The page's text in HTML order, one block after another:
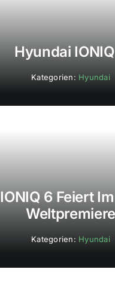
Hyundai
Kategorien: Hyundai
IONIQ 6 Feiert
Weltpremiere
Kategorien: Hyundai